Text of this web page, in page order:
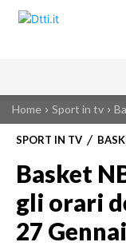
Home Sport in tv
SPORT IN TV
Basket
gli orari
27